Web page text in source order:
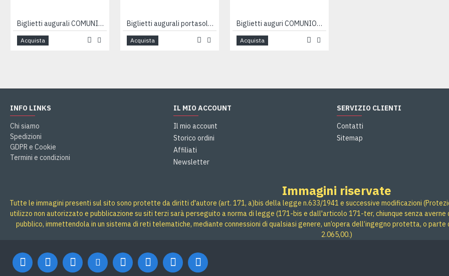
Biglietti augurali COMUNIONE 12pz
Acquista
Biglietti augurali portasoldi COMUNIONE 12pz
Acquista
Biglietti auguri COMUNIONE con giorno 12pz
Acquista
INFO LINKS
Chi siamo
Spedizioni
GDPR e Cookie
Termini e condizioni
IL MIO ACCOUNT
Il mio account
Storico ordini
Affiliati
Newsletter
SERVIZIO CLIENTI
Contatti
Sitemap
Immagini riservate
Tutte le immagini presenti sul sito sono protette da diritti d'autore (art. 171, a)bis della legge n.633/1941 e successive modificazioni
utilizzo non autorizzato e pubblicazione su siti terzi sarà perseguito a norma di legge (171-bis e dall'articolo 171-ter, chiunque senza
pubblico, immettendola in un sistema di reti telematiche, mediante connessioni di qualsiasi genere, un’opera dell’ingegno protetta, o
2.065,00.)